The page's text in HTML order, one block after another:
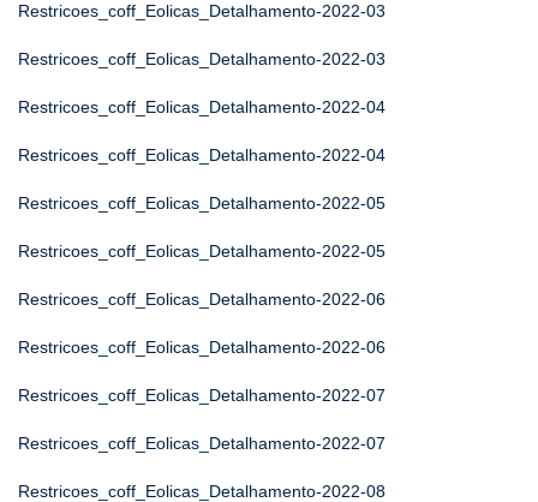
Restricoes_coff_Eolicas_Detalhamento-2022-03
Restricoes_coff_Eolicas_Detalhamento-2022-03
Restricoes_coff_Eolicas_Detalhamento-2022-04
Restricoes_coff_Eolicas_Detalhamento-2022-04
Restricoes_coff_Eolicas_Detalhamento-2022-05
Restricoes_coff_Eolicas_Detalhamento-2022-05
Restricoes_coff_Eolicas_Detalhamento-2022-06
Restricoes_coff_Eolicas_Detalhamento-2022-06
Restricoes_coff_Eolicas_Detalhamento-2022-07
Restricoes_coff_Eolicas_Detalhamento-2022-07
Restricoes_coff_Eolicas_Detalhamento-2022-08